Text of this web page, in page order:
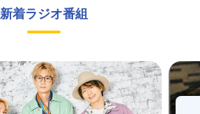
新着ラジオ番組